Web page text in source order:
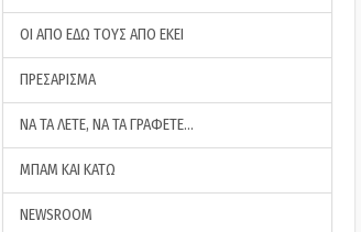
ΟΙ ΑΠΟ ΕΔΩ ΤΟΥΣ ΑΠΟ ΕΚΕΙ
ΠΡΕΣΑΡΙΣΜΑ
ΝΑ ΤΑ ΛΕΤΕ, ΝΑ ΤΑ ΓΡΑΦΕΤΕ…
ΜΠΑΜ ΚΑΙ ΚΑΤΩ
NEWSROOM